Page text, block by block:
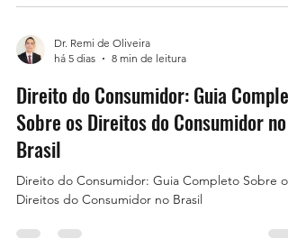
Dr. Remi de Oliveira
há 5 dias
8 min de leitura
Direito do Consumidor: Guia
Sobre os Direitos do Consumidor no
Brasil
Direito do Consumidor: Guia Completo Sobre os
Direitos do Consumidor no Brasil